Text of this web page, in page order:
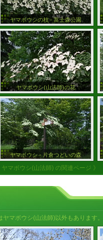
ヤマボウシの枝 - 富士森公園
ヤマボウシ(山法師)の花
ヤマボウシ - 片倉つどいの森
ヤマボウシ(山法師) の関連ページ 》
マボウシ(山法師)以外もあります。